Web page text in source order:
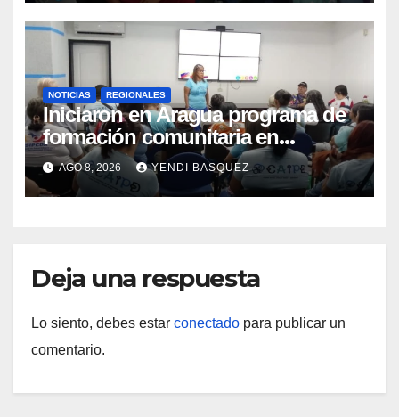
NOTICIAS REGIONALES
Iniciaron en Aragua programa de
formación comunitaria en
atención a personas con
discapacidad
AGO 8, 2026 YENDI BASQUEZ
Deja una respuesta
Lo siento, debes estar conectado para publicar un
comentario.